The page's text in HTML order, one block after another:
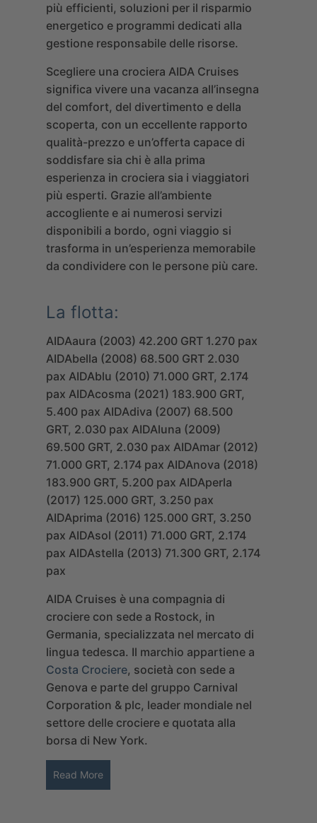
più efficienti, soluzioni per il risparmio
energetico e programmi dedicati alla
gestione responsabile delle risorse.
Scegliere una crociera AIDA Cruises
significa vivere una vacanza all’insegna
del comfort, del divertimento e della
scoperta, con un eccellente rapporto
qualità-prezzo e un’offerta capace di
soddisfare sia chi è alla prima
esperienza in crociera sia i viaggiatori
più esperti. Grazie all’ambiente
accogliente e ai numerosi servizi
disponibili a bordo, ogni viaggio si
trasforma in un’esperienza memorabile
da condividere con le persone più care.
La flotta:
AIDAaura (2003) 42.200 GRT 1.270 pax
AIDAbella (2008) 68.500 GRT 2.030
pax AIDAblu (2010) 71.000 GRT, 2.174
pax AIDAcosma (2021) 183.900 GRT,
5.400 pax AIDAdiva (2007) 68.500
GRT, 2.030 pax AIDAluna (2009)
69.500 GRT, 2.030 pax AIDAmar (2012)
71.000 GRT, 2.174 pax AIDAnova (2018)
183.900 GRT, 5.200 pax AIDAperla
(2017) 125.000 GRT, 3.250 pax
AIDAprima (2016) 125.000 GRT, 3.250
pax AIDAsol (2011) 71.000 GRT, 2.174
pax AIDAstella (2013) 71.300 GRT, 2.174
pax
AIDA Cruises è una compagnia di
crociere con sede a Rostock, in
Germania, specializzata nel mercato di
lingua tedesca. Il marchio appartiene a
Costa Crociere, società con sede a
Genova e parte del gruppo Carnival
Corporation & plc, leader mondiale nel
settore delle crociere e quotata alla
borsa di New York.
Read More